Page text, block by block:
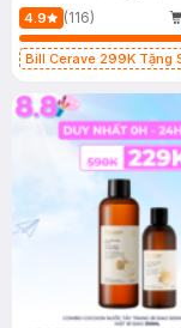
473ml
4.9 (116)
Bill Cerave 299K Tặng